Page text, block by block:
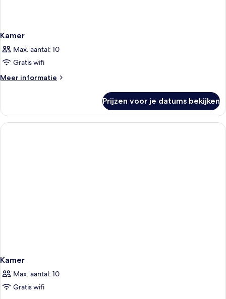
Kamer
Max. aantal: 10
Gratis wifi
Meer informatie
Meer
Prijzen voor je datums bekijken
Kamer
Max. aantal: 10
Gratis wifi